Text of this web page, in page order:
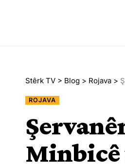
Stêrk TV > Blog > Rojava >
ROJAVA